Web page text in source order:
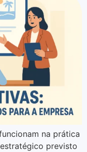
na prática
previsto